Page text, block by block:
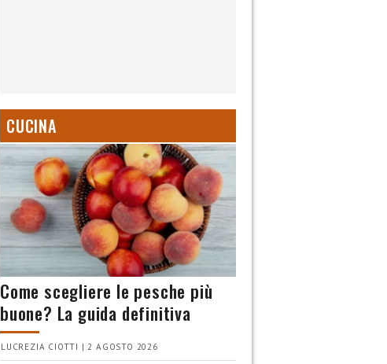
CUCINA
Come scegliere le pesche più
buone? La guida definitiva
LUCREZIA CIOTTI | 2 AGOSTO 2026